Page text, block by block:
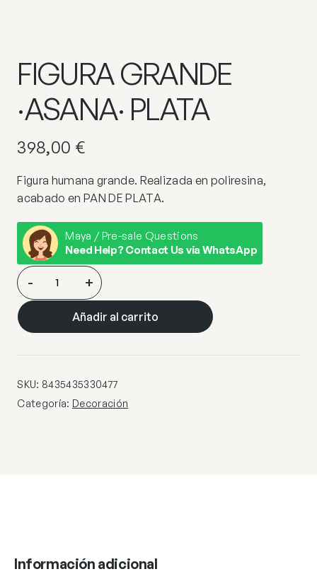
FIGURA GRANDE
·ASANA· PLATA
398,00 €
Figura humana grande. Realizada en poliresina,
acabado en PAN DE PLATA.
Maya / Pre-sale Questions
Need Help? Contact Us via WhatsApp
FIGURA
GRANDE
·ASANA·
PLATA
- +
Añadir al carrito
SKU: 8435435330477
Categoría: Decoración
Información adicional